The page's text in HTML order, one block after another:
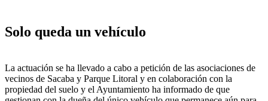
Solo queda un vehículo
La actuación se ha llevado a cabo a petición de las asociaciones de
vecinos de Sacaba y Parque Litoral y en colaboración con la
propiedad del suelo y el Ayuntamiento ha informado de que